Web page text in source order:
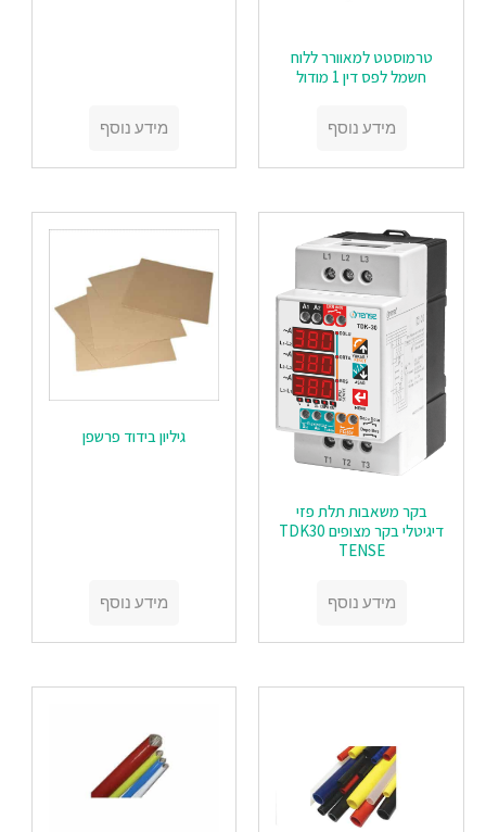
טרמוסטט למאוורר ללוח
חשמל לפס דין 1 מודול
מידע נוסף מידע נוסף
בקר משאבות תלת פזי
דיגיטלי בקר מצופים TDK30
TENSE
מידע נוסף
‏‏גיליון בידוד פרשפן
מידע נוסף